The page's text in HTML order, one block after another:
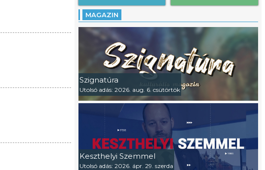
MAGAZIN
Szignatúra
Utolsó adás: 2026. aug. 6. csütörtök
Keszthelyi Szemmel
Utolsó adás: 2026. ápr. 29. szerda